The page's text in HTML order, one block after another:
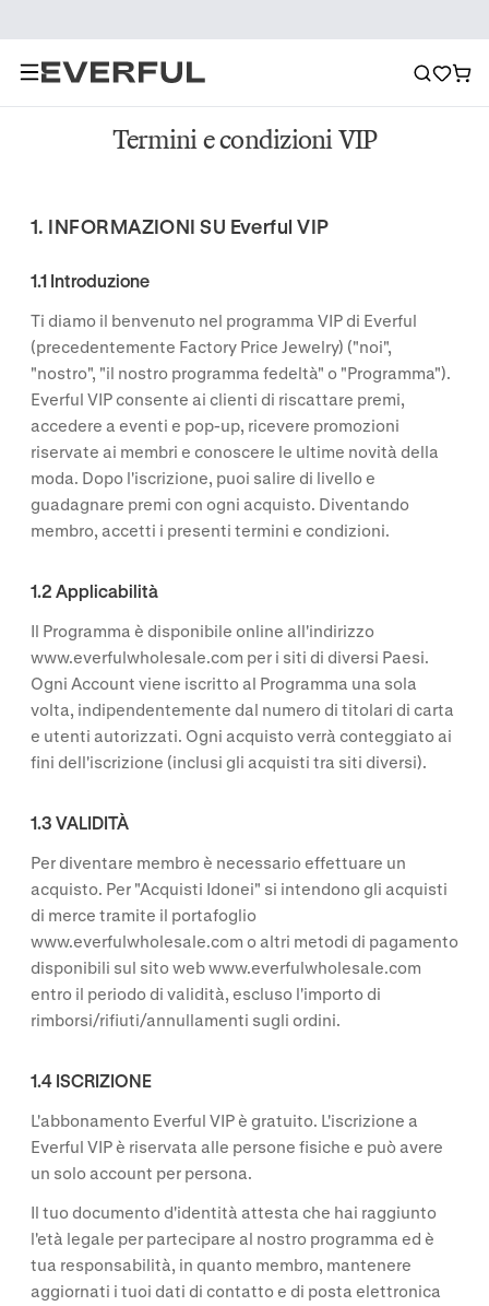
Termini e condizioni VIP
1. INFORMAZIONI SU Everful VIP
1.1 Introduzione
Ti diamo il benvenuto nel programma VIP di Everful
(precedentemente Factory Price Jewelry) ("noi",
"nostro", "il nostro programma fedeltà" o "Programma").
Everful VIP consente ai clienti di riscattare premi,
accedere a eventi e pop-up, ricevere promozioni
riservate ai membri e conoscere le ultime novità della
moda. Dopo l'iscrizione, puoi salire di livello e
guadagnare premi con ogni acquisto. Diventando
membro, accetti i presenti termini e condizioni.
1.2 Applicabilità
Il Programma è disponibile online all'indirizzo
www.everfulwholesale.com per i siti di diversi Paesi.
Ogni Account viene iscritto al Programma una sola
volta, indipendentemente dal numero di titolari di carta
e utenti autorizzati. Ogni acquisto verrà conteggiato ai
fini dell'iscrizione (inclusi gli acquisti tra siti diversi).
1.3 VALIDITÀ
Per diventare membro è necessario effettuare un
acquisto. Per "Acquisti Idonei" si intendono gli acquisti
di merce tramite il portafoglio
www.everfulwholesale.com o altri metodi di pagamento
disponibili sul sito web www.everfulwholesale.com
entro il periodo di validità, escluso l'importo di
rimborsi/rifiuti/annullamenti sugli ordini.
1.4 ISCRIZIONE
L'abbonamento Everful VIP è gratuito. L'iscrizione a
Everful VIP è riservata alle persone fisiche e può avere
un solo account per persona.
Il tuo documento d'identità attesta che hai raggiunto
l'età legale per partecipare al nostro programma ed è
tua responsabilità, in quanto membro, mantenere
aggiornati i tuoi dati di contatto e di posta elettronica